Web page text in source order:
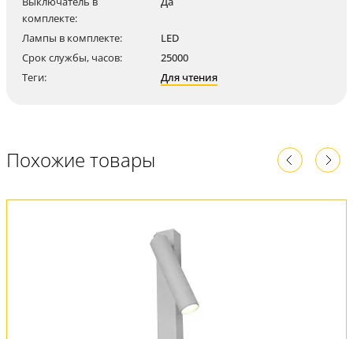
комплекте:
Лампы в комплекте:
LED
Срок службы, часов:
25000
Теги:
Для чтения
Похожие товары